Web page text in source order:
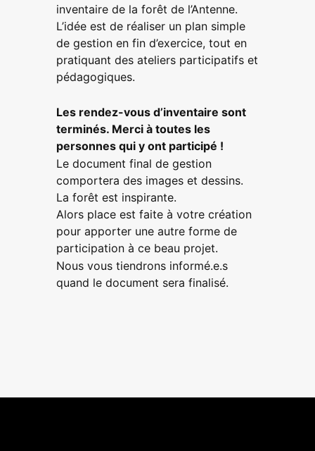
inventaire de la forêt de l’Antenne.
L’idée est de réaliser un plan simple
de gestion en fin d’exercice, tout en
pratiquant des ateliers participatifs et
pédagogiques.
Les rendez-vous d’inventaire sont
terminés. Merci à toutes les
personnes qui y ont participé !
Le document final de gestion
comportera des images et dessins.
La forêt est inspirante.
Alors place est faite à votre création
pour apporter une autre forme de
participation à ce beau projet.
Nous vous tiendrons informé.e.s
quand le document sera finalisé.